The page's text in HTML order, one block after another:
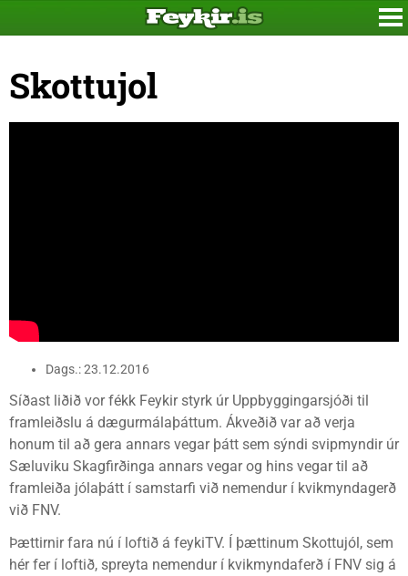
Skottujol
Dags.: 23.12.2016
Síðast liðið vor fékk Feykir styrk úr Uppbyggingarsjóði til
framleiðslu á dægurmálaþáttum. Ákveðið var að verja
honum til að gera annars vegar þátt sem sýndi svipmyndir úr
Sæluviku Skagfirðinga annars vegar og hins vegar til að
framleiða jólaþátt í samstarfi við nemendur í kvikmyndagerð
við FNV.
Þættirnir fara nú í loftið á feykiTV. Í þættinum Skottujól, sem
hér fer í loftið, spreyta nemendur í kvikmyndaferð í FNV sig á